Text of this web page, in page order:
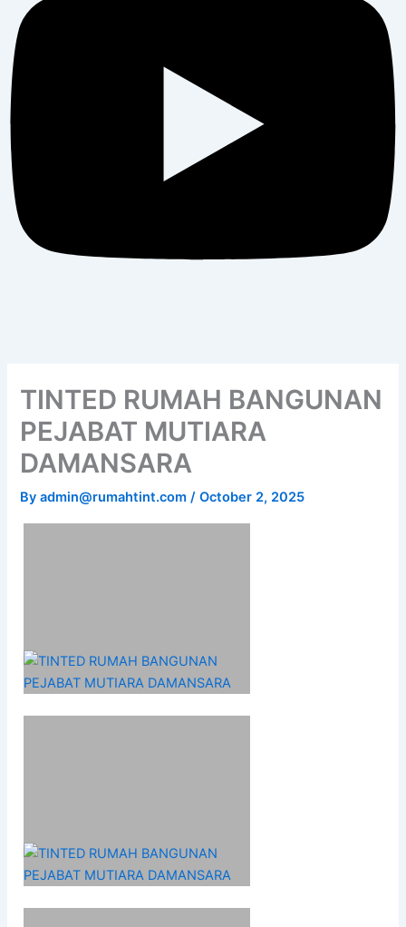
TINTED RUMAH BANGUNAN
PEJABAT MUTIARA
DAMANSARA
Byadmin@rumahtint.com/October 2, 2025